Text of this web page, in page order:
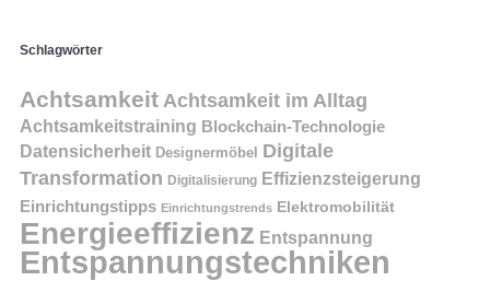
Schlagwörter
Achtsamkeit Achtsamkeit im Alltag
Achtsamkeitstraining Blockchain-Technologie
Datensicherheit Designermöbel
Digitale
Transformation Digitalisierung Effizienzsteigerung
Einrichtungstipps Einrichtungstrends Elektromobilität
Energieeffizienz Entspannung
Entspannungstechniken